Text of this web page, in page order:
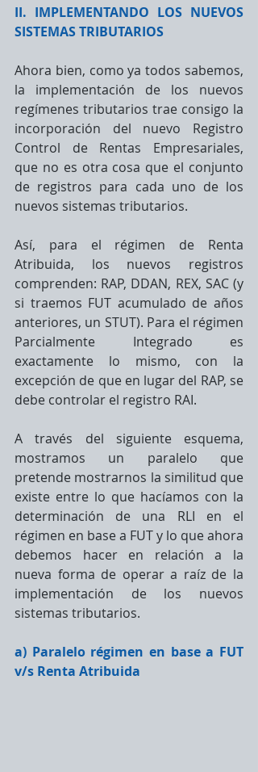
II. IMPLEMENTANDO LOS NUEVOS
SISTEMAS TRIBUTARIOS
Ahora bien, como ya todos sabemos,
la implementación de los nuevos
regímenes tributarios trae consigo la
incorporación del nuevo Registro
Control de Rentas Empresariales,
que no es otra cosa que el conjunto
de registros para cada uno de los
nuevos sistemas tributarios.
Así, para el régimen de Renta
Atribuida, los nuevos registros
comprenden: RAP, DDAN, REX, SAC (y
si traemos FUT acumulado de años
anteriores, un STUT). Para el régimen
Parcialmente Integrado es
exactamente lo mismo, con la
excepción de que en lugar del RAP, se
debe controlar el registro RAI.
A través del siguiente esquema,
mostramos un paralelo que
pretende mostrarnos la similitud que
existe entre lo que hacíamos con la
determinación de una RLI en el
régimen en base a FUT y lo que ahora
debemos hacer en relación a la
nueva forma de operar a raíz de la
implementación de los nuevos
sistemas tributarios.
a) Paralelo régimen en base a FUT
v/s Renta Atribuida